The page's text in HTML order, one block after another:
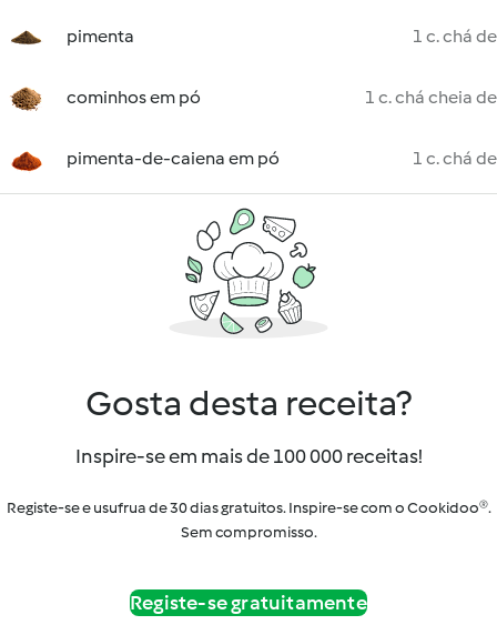
pimenta 1 c. chá de
cominhos em pó 1 c. chá cheia de
pimenta-de-caiena em pó 1 c. chá de
Gosta desta receita?
Inspire-se em mais de 100 000 receitas!
Registe-se e usufrua de 30 dias gratuitos. Inspire-se com o Cookidoo®.
Sem compromisso.
Registe-se gratuitamente